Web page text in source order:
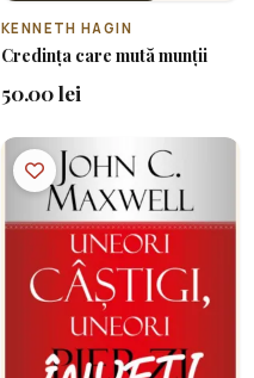
KENNETH HAGIN
Credința care mută munții
50.00 lei